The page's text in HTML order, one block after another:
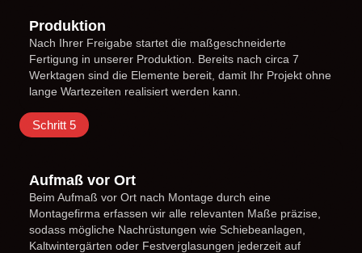
Produktion
Nach Ihrer Freigabe startet die maßgeschneiderte
Fertigung in unserer Produktion. Bereits nach circa 7
Werktagen sind die Elemente bereit, damit Ihr Projekt ohne
lange Wartezeiten realisiert werden kann.
Schritt 5
Aufmaß vor Ort
Beim Aufmaß vor Ort nach Montage durch eine
Montagefirma erfassen wir alle relevanten Maße präzise,
sodass mögliche Nachrüstungen wie Schiebeanlagen,
Kaltwintergärten oder Festverglasungen jederzeit auf